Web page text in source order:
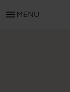
menu MENU